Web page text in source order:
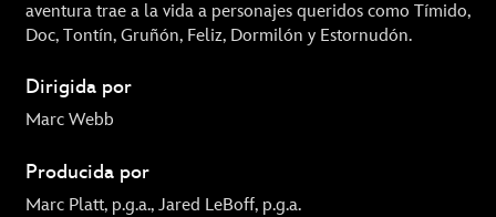
aventura trae a la vida a personajes queridos como Tímido,
Doc, Tontín, Gruñón, Feliz, Dormilón y Estornudón.
Dirigida por
Marc Webb
Producida por
Marc Platt, p.g.a., Jared LeBoff, p.g.a.